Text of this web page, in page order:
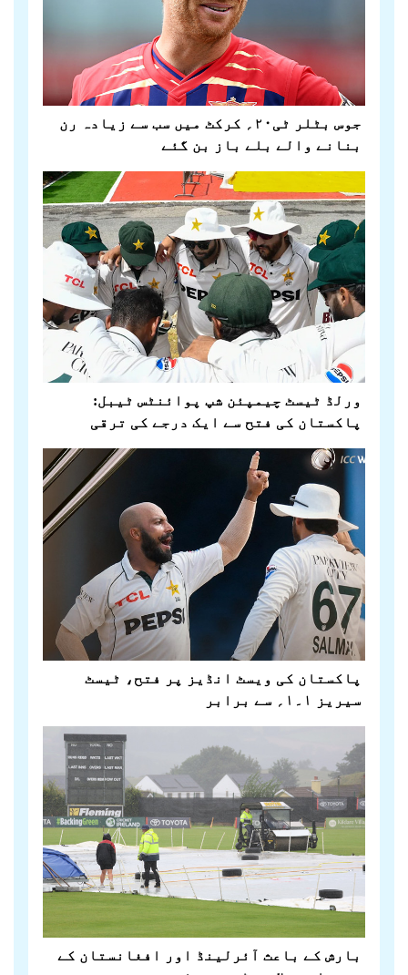
جوس بٹلر ٹی۲۰؍ کرکٹ میں سب سے زیادہ رن
بنانے والے بلے باز بن گئے
ورلڈ ٹیسٹ چیمپئن شپ پوائنٹس ٹیبل:
پاکستان کی فتح سے ایک درجے کی ترقی
پاکستان کی ویسٹ انڈیز پر فتح، ٹیسٹ
سیریز ۱۔۱؍ سے برابر
بارش کے باعث آئرلینڈ اور افغانستان کے